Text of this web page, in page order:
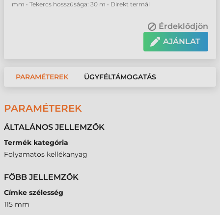
mm • Tekercs hosszúsága: 30 m • Direkt termál
Érdeklődjön
AJÁNLAT
PARAMÉTEREK ÜGYFÉLTÁMOGATÁS
PARAMÉTEREK
ÁLTALÁNOS JELLEMZŐK
Termék kategória
Folyamatos kellékanyag
FŐBB JELLEMZŐK
Címke szélesség
115 mm